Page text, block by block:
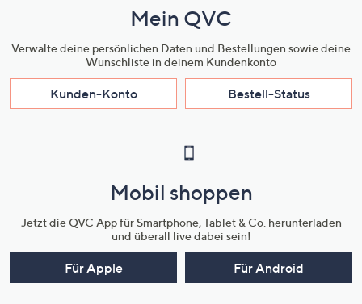
Mein QVC
Verwalte deine persönlichen Daten und Bestellungen sowie deine
Wunschliste in deinem Kundenkonto
Kunden-Konto Bestell-Status
Mobil shoppen
Jetzt die QVC App für Smartphone, Tablet & Co. herunterladen
und überall live dabei sein!
Für Apple Für Android